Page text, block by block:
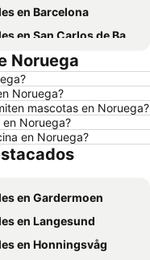
en Barcelona
en San Carlos de Bariloche
en Pucón
en Puerto Montt
en Calama
en São Paulo
en Isla de Pascua
en Girona
en Costa Rica
en Provincia de Iquique
Noruega
Noruega?
mascotas en Noruega?
en Noruega?
en Noruega?
en Gardermoen
en Langesund
en Honningsvåg